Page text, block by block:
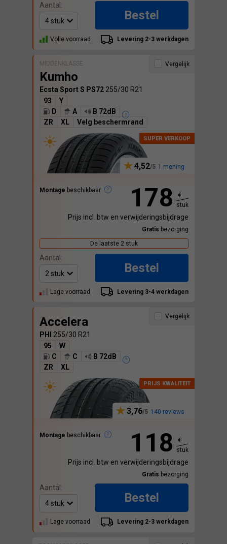
Aantal:
Bestel
Volle voorraad Levering 2-3 werkdagen
MIDDENKLASSE
Kumho
Ecsta Sport S PS72 255/30 R21
93
Y
D
A
B 72dB
ZR
XL Velg beschermrand
4,52 1 mening
Montage beschikbaar
Vergelijk
178
€
stuk
Prijs incl. btw en verwijderingsbijdrage
Gratis bezorging
De laatste 2 stuk
Aantal:
Bestel
Lage voorraad Levering 3-4 werkdagen
Accelera
PHI 255/30 R21
95
W
C
C
B 72dB
ZR
XL
3,76 140 reviews
Montage beschikbaar
Vergelijk
118
€
stuk
Prijs incl. btw en verwijderingsbijdrage
Gratis bezorging
Aantal:
Bestel
Lage voorraad Levering 2-3 werkdagen